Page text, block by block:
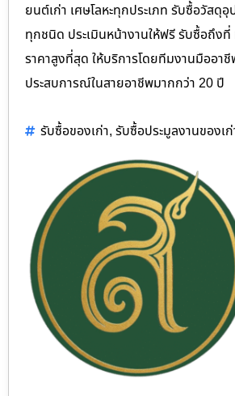
ยนต์เก่า เศษโลหะทุกประเภท รับซื้อวัสดุ
ทุกชนิด ประเมินหน้างานให้ฟรี รับซื้อถึง
ราคาสูงที่สุด ให้บริการโดยทีมงานมืออา
ประสบการณ์ในสายอาชีพมากกว่า 20 ปี
รับซื้อของเก่า, รับซื้อประมูลงานของเ